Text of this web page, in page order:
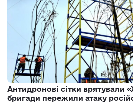
Антидронові сітки врятували
бригади пережили атаку